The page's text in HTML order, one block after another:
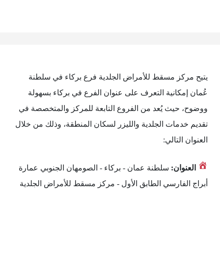
يتيح مركز مسقط للأمراض الجلدية فرع بركاء في سلطنة
عُمان إمكانية التعرف على عنوان الفرع في بركاء بسهولة
ووضوح، حيث يُعد من الفروع التابعة للمركز والمتخصصة في
تقديم خدمات الجلدية والليزر لسكان المنطقة، وذلك من خلال
العنوان التالي:
العنوان: سلطنة عمان - بركاء - الصومهان الجنوبي عمارة
أبراج الفارسي الطابق الأول - مركز مسقط للأمراض الجلدية